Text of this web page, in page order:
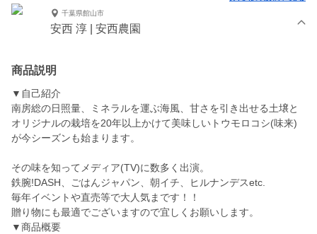
千葉県館山市
安西 淳 | 安西農園
商品説明
▼自己紹介
南房総の日照量、ミネラルを運ぶ海風、甘さを引き出せる土壌と
オリジナルの栽培を20年以上かけて美味しいトウモロコシ(味来)
が今シーズンも始まります。
その味を知ってメディア(TV)に数多く出演。
鉄腕!DASH、ごはんジャパン、朝イチ、ヒルナンデスetc.
毎年イベントや直売等で大人気まです！！
贈り物にも最適でございますので宜しくお願いします。
▼商品概要